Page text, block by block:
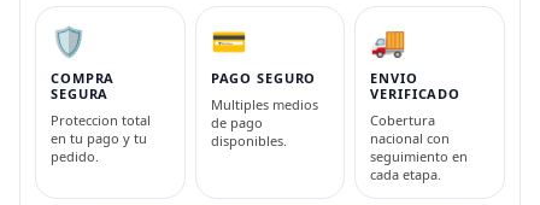
🛡️
COMPRA
SEGURA
Proteccion total
en tu pago y tu
pedido.
💳
PAGO SEGURO
Multiples medios
de pago
disponibles.
🚚
ENVIO
VERIFICADO
Cobertura
nacional con
seguimiento en
cada etapa.